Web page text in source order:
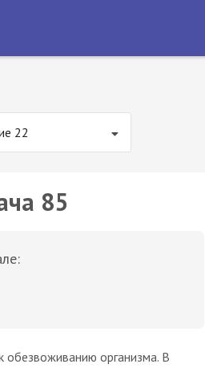
22
85
обезвоживанию организма. В